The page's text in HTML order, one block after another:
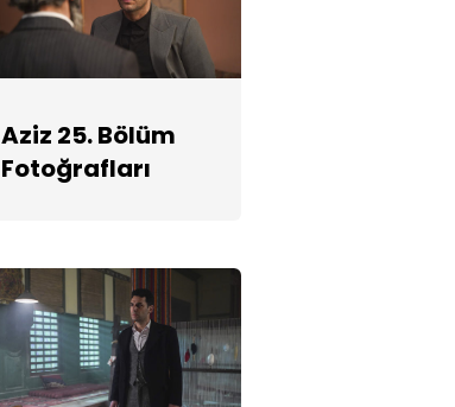
Fotoğrafları
Fotoğrafları
Aziz 18. Bölüm
Aziz 25. Bölüm
Fotoğrafları